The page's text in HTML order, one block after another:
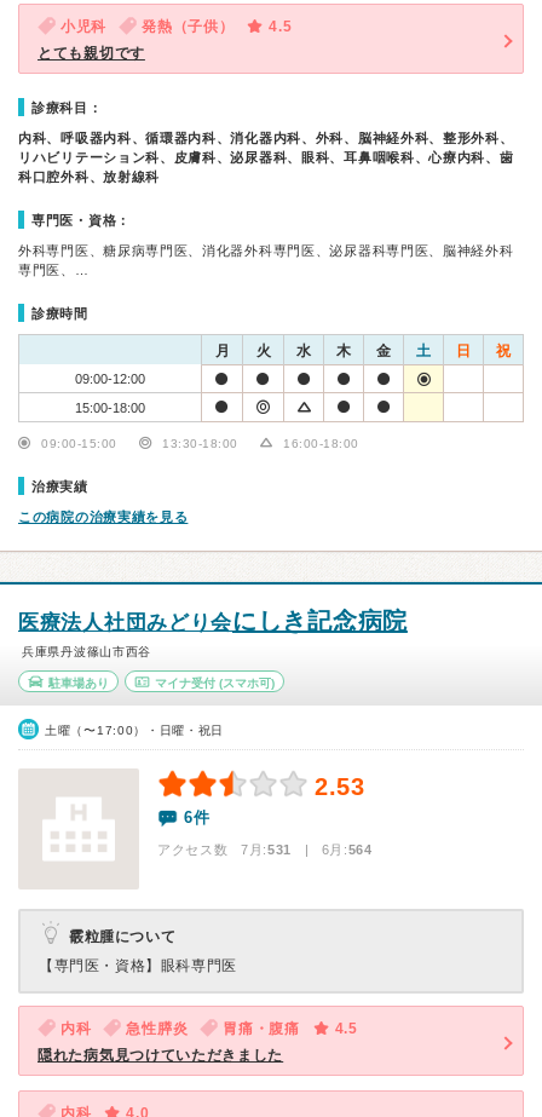
小児科 発熱（子供）
4.5
とても親切です
診療科目：
内科、呼吸器内科、循環器内科、消化器内科、外科、脳神経外科、整形外科、
リハビリテーション科、皮膚科、泌尿器科、眼科、耳鼻咽喉科、心療内科、歯
科口腔外科、放射線科
専門医・資格：
外科専門医、糖尿病専門医、消化器外科専門医、泌尿器科専門医、脳神経外科
専門医、…
診療時間
月 火 水 木 金 土 日 祝
09:00-12:00
15:00-18:00
09:00-15:00 13:30-18:00 16:00-18:00
治療実績
この病院の治療実績を見る
医療法人社団みどり会にしき記念病院
兵庫県丹波篠山市西谷
駐車場あり マイナ受付(スマホ可)
土曜（〜17:00）・日曜・祝日
2.53
6件
アクセス数 7月:531 | 6月:564
霰粒腫について
【専門医・資格】 眼科専門医
内科 急性膵炎 胃痛・腹痛
4.5
隠れた病気見つけていただきました
内科 4.0